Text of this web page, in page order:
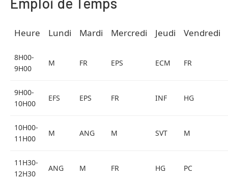
Heure Lundi Mardi Mercredi Jeudi Vendredi
8H00-
9H00
M FR EPS ECM FR
9H00-
10H00
EFS EPS FR INF HG
10H00-
11H00
M ANG M SVT M
11H30-
12H30
ANG M FR HG PC